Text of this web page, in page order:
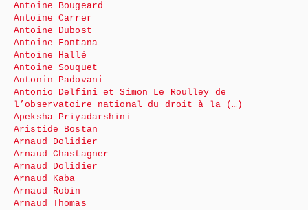
Antoine Bougeard
Antoine Carrer
Antoine Dubost
Antoine Fontana
Antoine Hallé
Antoine Souquet
Antonin Padovani
Antonio Delfini et Simon Le Roulley de
l’observatoire national du droit à la (…)
Apeksha Priyadarshini
Aristide Bostan
Arnaud Dolidier
Arnaud Chastagner
Arnaud Dolidier
Arnaud Kaba
Arnaud Robin
Arnaud Thomas